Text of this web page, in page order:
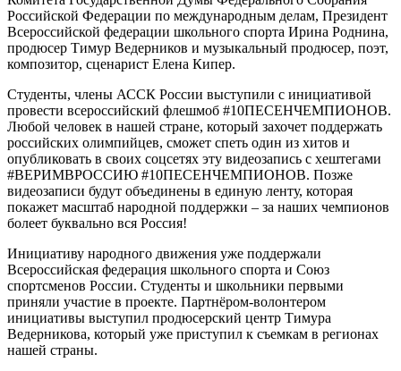
Российской Федерации по международным делам, Президент
Всероссийской федерации школьного спорта Ирина Роднина,
продюсер Тимур Ведерников и музыкальный продюсер, поэт,
композитор, сценарист Елена Кипер.
Студенты, члены АССК России выступили с инициативой
провести всероссийский флешмоб #10ПЕСЕНЧЕМПИОНОВ.
Любой человек в нашей стране, который захочет поддержать
российских олимпийцев, сможет спеть один из хитов и
опубликовать в своих соцсетях эту видеозапись с хештегами
#ВЕРИМВРОССИЮ #10ПЕСЕНЧЕМПИОНОВ. Позже
видеозаписи будут объединены в единую ленту, которая
покажет масштаб народной поддержки – за наших чемпионов
болеет буквально вся Россия!
Инициативу народного движения уже поддержали
Всероссийская федерация школьного спорта и Союз
спортсменов России. Студенты и школьники первыми
приняли участие в проекте. Партнёром-волонтером
инициативы выступил продюсерский центр Тимура
Ведерникова, который уже приступил к съемкам в регионах
нашей страны.